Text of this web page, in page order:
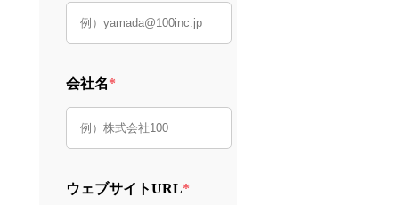
会社名*
ウェブサイトURL*